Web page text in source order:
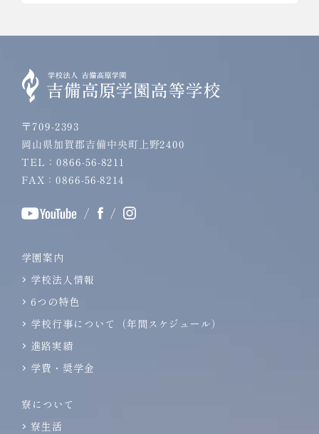
〒709-2393
岡山県加賀郡吉備中央町上野2400
TEL：0866-56-8211
FAX：0866-56-8214
/ /
学園案内
学校法人情報
6つの特色
学校行事について（年間スケジュール）
進路実績
学費・奨学金
寮について
寮生活